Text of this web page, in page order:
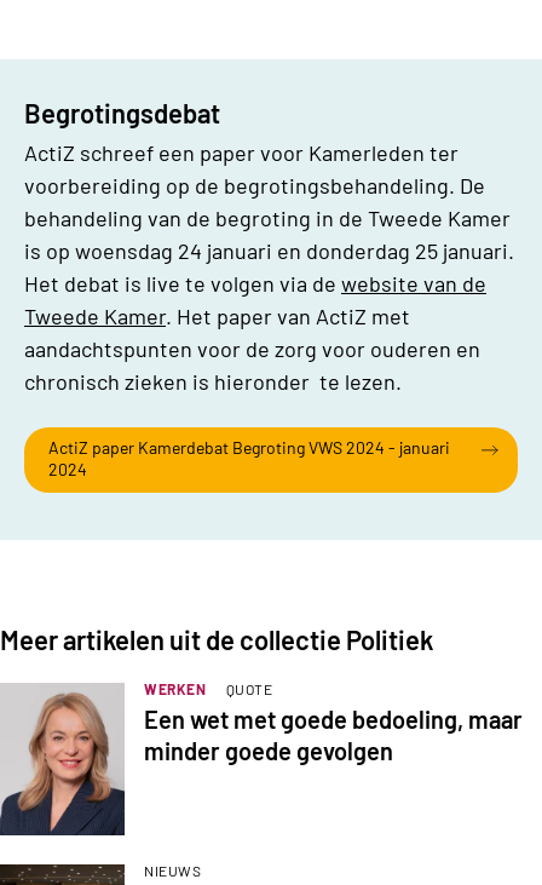
Begrotingsdebat
ActiZ schreef een paper voor Kamerleden ter
voorbereiding op de begrotingsbehandeling. De
behandeling van de begroting in de Tweede Kamer
is op woensdag 24 januari en donderdag 25 januari.
Het debat is live te volgen via de website van de
Tweede Kamer. Het paper van ActiZ met
aandachtspunten voor de zorg voor ouderen en
chronisch zieken is hieronder te lezen.
ActiZ paper Kamerdebat Begroting VWS 2024 - januari
2024
Meer artikelen uit de collectie Politiek
WERKEN QUOTE
Een wet met goede bedoeling, maar
minder goede gevolgen
NIEUWS